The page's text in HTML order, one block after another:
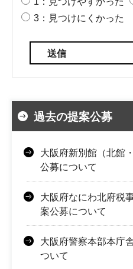
3：見つけにくかった
過去の提案公募
大阪府新別館（北館
公募について
大阪府なにわ北府税
案公募について
大阪府警察本部本庁
ついて